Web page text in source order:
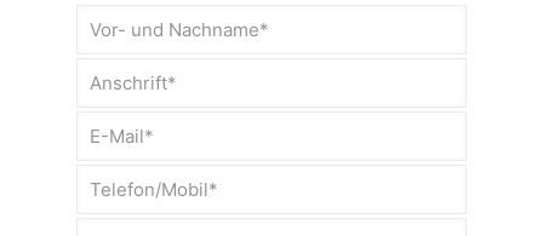
dieses
leer.